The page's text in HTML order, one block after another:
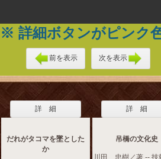
※ 詳細ボタンがピンク
前を表示 次を表示
詳 細
だれがタコマを墜とした
か
詳 細
吊橋の文化史
川田 忠樹／著 -- 技